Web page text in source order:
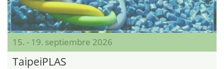
15. - 19. septiembre 2026
TaipeiPLAS